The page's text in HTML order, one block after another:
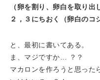
（卵を割り、卵白を取り
２，３にちおく（卵白のコ
と、最初に書いてある。
ま、マジですか… ？？
マカロンを作ろうと思った